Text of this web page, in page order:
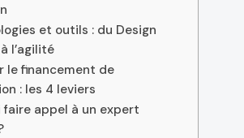
et outils : du Design
l’agilité
le financement de
: les 4 leviers
faire appel à un expert